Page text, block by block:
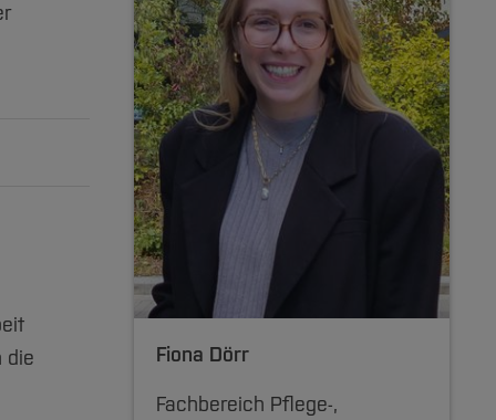
die
Fiona Dörr
Fachbereich Pflege-,